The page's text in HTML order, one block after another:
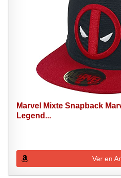
Marvel Mixte Snapback
Legend...
Ver en